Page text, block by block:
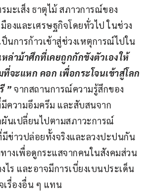
ะเส็ง ธาตุไม้ สภาวการณ์ของ
องและเศรษฐกิจโดยทั่วไป ในช่วง
นการก้าวเข้าสู่ช่วงเหตุการณ์ไปใน
หล่าม้าศึกที่เคยถูกกักขังตัวเองให้
จะแหก คอก เพื่อกระโจนเข้าสู่โลก
” จากสถานการณ์ความรู้สึกของ
ความอึมครึม และสับสนจาก
นเปลี่ยนไปตามสภาวะการณ์
มีข่าวปล่อยทั้งจริงและลวงปะปนกัน
างเพื่อดูกระแสจากคนในสังคมส่วน
ไร และอาจมีการเบี่ยงเบนประเด็น
รื่องอื่น ๆ แทน